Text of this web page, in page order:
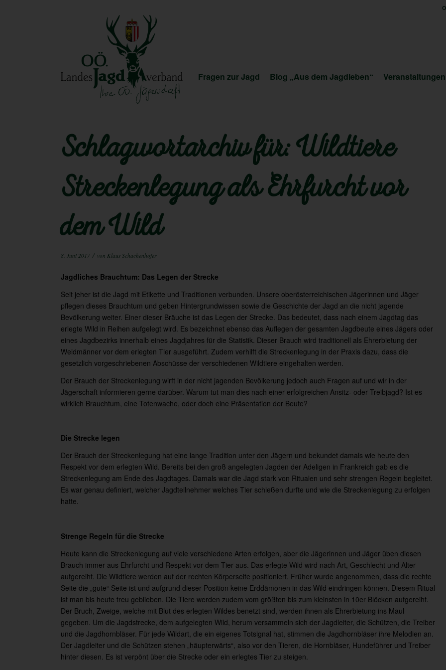
Fragen zur Jagd Blog „Aus dem Jagdleben“ Veranstaltungen
Schlagwortarchiv für: Wildtiere
Streckenlegung als Ehrfurcht vor
dem Wild
8. Juni 2017 / von Klaus Schachenhofer
Jagdliches Brauchtum: Das Legen der Strecke
Seit jeher ist die Jagd mit Etikette und Traditionen verbunden. Unsere oberösterreichischen Jägerinnen und Jäger
pflegen dieses Brauchtum und geben Hintergrundwissen sowie die Geschichte der Jagd an die nicht jagende
Bevölkerung weiter. Einer dieser Bräuche ist das Legen der Strecke. Das bedeutet, dass nach einem Jagdtag das
erlegte Wild in Reihen aufgelegt wird. Es bezeichnet ebenso das Auflegen der gesamten Jagdbeute eines Jägers oder
eines Jagdbezirks innerhalb eines Jagdjahres für die Statistik. Dieser Brauch wird traditionell als Ehrerbietung der
Weidmänner vor dem erlegten Tier ausgeführt. Zudem verhilft die Streckenlegung in der Praxis dazu, dass die
gesetzlich vorgeschriebenen Abschüsse der verschiedenen Wildtiere eingehalten werden.
Der Brauch der Streckenlegung wirft in der nicht jagenden Bevölkerung jedoch auch Fragen auf und wir in der
Jägerschaft informieren gerne darüber. Warum tut man dies nach einer erfolgreichen Ansitz- oder Treibjagd? Ist es
wirklich Brauchtum, eine Totenwache, oder doch eine Präsentation der Beute?
Die Strecke legen
Der Brauch der Streckenlegung hat eine lange Tradition unter den Jägern und bekundet damals wie heute den
Respekt vor dem erlegten Wild. Bereits bei den groß angelegten Jagden der Adeligen in Frankreich gab es die
Streckenlegung am Ende des Jagdtages. Damals war die Jagd stark von Ritualen und sehr strengen Regeln begleitet.
Es war genau definiert, welcher Jagdteilnehmer welches Tier schießen durfte und wie die Streckenlegung zu erfolgen
hatte.
Strenge Regeln für die Strecke
Heute kann die Streckenlegung auf viele verschiedene Arten erfolgen, aber die Jägerinnen und Jäger üben diesen
Brauch immer aus Ehrfurcht und Respekt vor dem Tier aus. Das erlegte Wild wird nach Art, Geschlecht und Alter
aufgereiht. Die Wildtiere werden auf der rechten Körperseite positioniert. Früher wurde angenommen, dass die rechte
Seite die „gute“ Seite ist und aufgrund dieser Position keine Erddämonen in das Wild eindringen können. Diesem Ritual
ist man bis heute treu geblieben. Die Tiere werden zudem vom größten bis zum kleinsten in 10er Blöcken aufgereiht.
Der Bruch, Zweige, welche mit Blut des erlegten Wildes benetzt sind, werden ihnen als Ehrerbietung ins Maul
gegeben. Um die Jagdstrecke, dem aufgelegten Wild, herum versammeln sich der Jagdleiter, die Schützen, die Treiber
und die Jagdhornbläser. Für jede Wildart, die ein eigenes Totsignal hat, stimmen die Jagdhornbläser ihre Melodien an.
Der Jagdleiter und die Schützen stehen „häupterwärts“, also vor den Tieren, die Hornbläser, Hundeführer und Treiber
hinter diesen. Es ist verpönt über die Strecke oder ein erlegtes Tier zu steigen.